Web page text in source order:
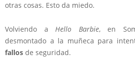
otras cosas. Esto da miedo.
Volviendo a Hello Barbie, en
desmontado a la muñeca para
fallos de seguridad.